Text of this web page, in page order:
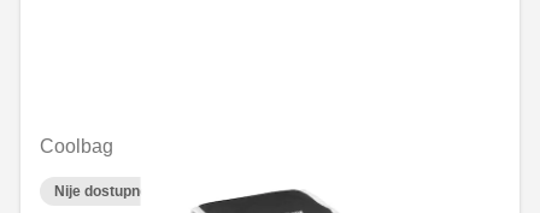
Coolbag
Nije dostupno on-line